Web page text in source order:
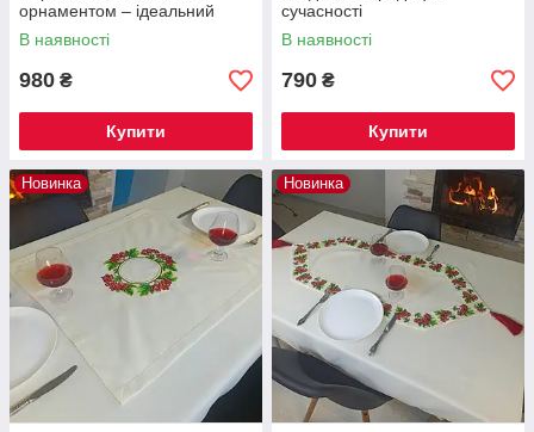
орнаментом – ідеальний
подарунок.
В наявності
980 ₴
Купити
сучасності
В наявності
790 ₴
Купити
Новинка Новинка